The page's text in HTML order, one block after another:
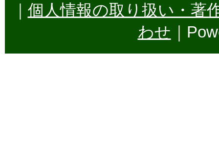
｜ 個人情報の取り扱い・著
わせ ｜